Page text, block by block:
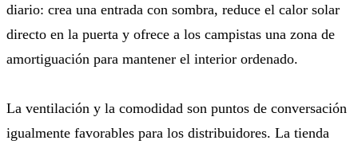
diario: crea una entrada con sombra, reduce el calor solar
directo en la puerta y ofrece a los campistas una zona de
amortiguación para mantener el interior ordenado.
La ventilación y la comodidad son puntos de conversación
igualmente favorables para los distribuidores. La tienda